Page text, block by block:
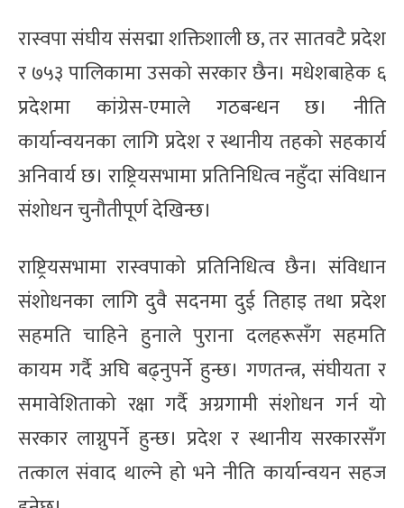
रास्वपा संघीय संसद्मा शक्तिशाली छ, तर सातवटै प्रदेश
र ७५३ पालिकामा उसको सरकार छैन। मधेशबाहेक ६
प्रदेशमा कांग्रेस-एमाले गठबन्धन छ। नीति
कार्यान्वयनका लागि प्रदेश र स्थानीय तहको सहकार्य
अनिवार्य छ। राष्ट्रियसभामा प्रतिनिधित्व नहुँदा संविधान
संशोधन चुनौतीपूर्ण देखिन्छ।
राष्ट्रियसभामा रास्वपाको प्रतिनिधित्व छैन। संविधान
संशोधनका लागि दुवै सदनमा दुई तिहाइ तथा प्रदेश
सहमति चाहिने हुनाले पुराना दलहरूसँग सहमति
कायम गर्दै अघि बढ्नुपर्ने हुन्छ। गणतन्त्र, संघीयता र
समावेशिताको रक्षा गर्दै अग्रगामी संशोधन गर्न यो
सरकार लाग्नुपर्ने हुन्छ। प्रदेश र स्थानीय सरकारसँग
तत्काल संवाद थाल्ने हो भने नीति कार्यान्वयन सहज